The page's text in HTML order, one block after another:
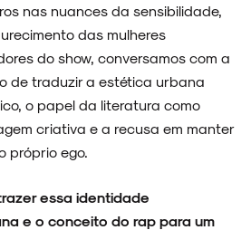
nas nuances da sensibilidade,
das mulheres
do show, conversamos com a
de traduzir a estética urbana
o papel da literatura como
criativa e a recusa em manter
próprio ego.
essa identidade
e o conceito do rap para um